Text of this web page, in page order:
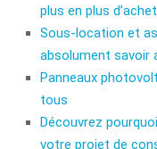
plus en plus
Sous-location et
absolument savoir
Panneaux
tous
Découvrez
votre projet de